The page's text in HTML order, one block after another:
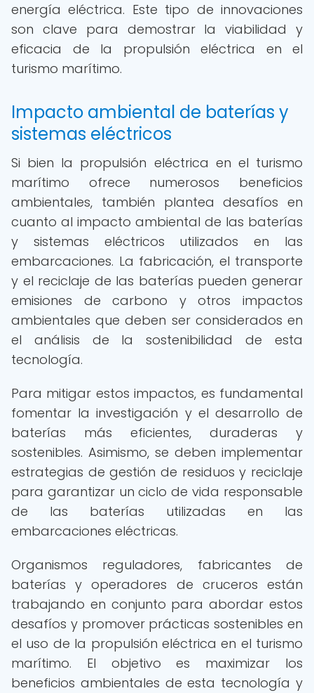
energía eléctrica. Este tipo de innovaciones
son clave para demostrar la viabilidad y
eficacia de la propulsión eléctrica en el
turismo marítimo.
Impacto ambiental de baterías y
sistemas eléctricos
Si bien la propulsión eléctrica en el turismo
marítimo ofrece numerosos beneficios
ambientales, también plantea desafíos en
cuanto al impacto ambiental de las baterías
y sistemas eléctricos utilizados en las
embarcaciones. La fabricación, el transporte
y el reciclaje de las baterías pueden generar
emisiones de carbono y otros impactos
ambientales que deben ser considerados en
el análisis de la sostenibilidad de esta
tecnología.
Para mitigar estos impactos, es fundamental
fomentar la investigación y el desarrollo de
baterías más eficientes, duraderas y
sostenibles. Asimismo, se deben implementar
estrategias de gestión de residuos y reciclaje
para garantizar un ciclo de vida responsable
de las baterías utilizadas en las
embarcaciones eléctricas.
Organismos reguladores, fabricantes de
baterías y operadores de cruceros están
trabajando en conjunto para abordar estos
desafíos y promover prácticas sostenibles en
el uso de la propulsión eléctrica en el turismo
marítimo. El objetivo es maximizar los
beneficios ambientales de esta tecnología y